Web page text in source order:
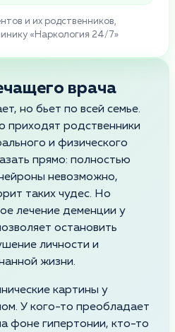
и их родственников,
«Наркология 24/7»
врача
но бьет по всей семье.
приходят родственники
и физического
прямо: полностью
невозможно,
таких чудес. Но
лечение деменции у
остановить
личности и
жизни.
картины у
У кого-то преобладает
фоне гипертонии, кто-то